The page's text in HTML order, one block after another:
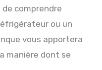
comprendre
ou un
vous apportera
manière dont se